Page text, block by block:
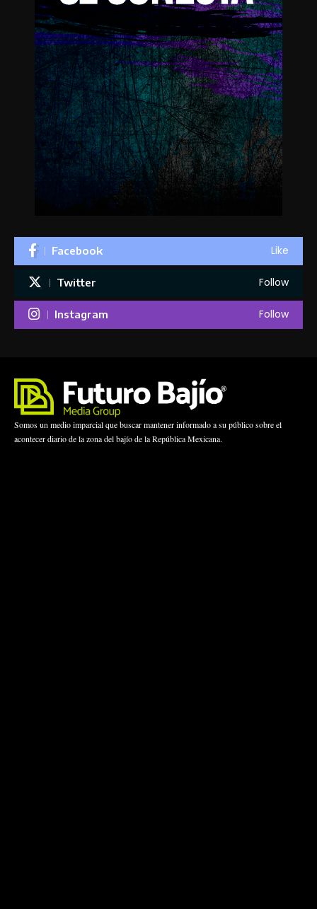
Facebook Like
Twitter Follow
Instagram Follow
Somos un medio imparcial que buscar mantener informado a su público sobre el
acontecer diario de la zona del bajío de la República Mexicana.